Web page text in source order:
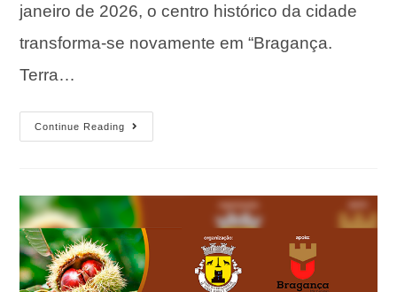
janeiro de 2026, o centro histórico da cidade
transforma-se novamente em “Bragança.
Terra…
Continue Reading